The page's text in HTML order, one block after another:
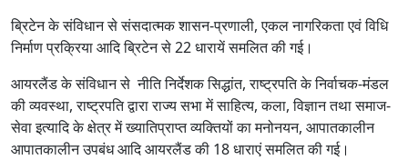
ब्रिटेन के संविधान से संसदात्मक शासन-प्रणाली, एकल नागरिकता एवं विधि
निर्माण प्रक्रिया आदि ब्रिटेन से 22 धारायें समलित की गई।
आयरलैंड के संविधान से नीति निर्देशक सिद्धांत, राष्ट्रपति के निर्वाचक-मंडल
की व्यवस्था, राष्ट्रपति द्वारा राज्य सभा में साहित्य, कला, विज्ञान तथा समाज-
सेवा इत्यादि के क्षेत्र में ख्यातिप्राप्त व्यक्तियों का मनोनयन, आपातकालीन
आपातकालीन उपबंध आदि आयरलैंड की 18 धाराएं समलित की गई।